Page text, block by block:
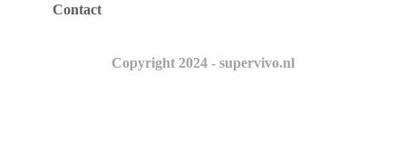
Contact
Copyright 2024 - supervivo.nl